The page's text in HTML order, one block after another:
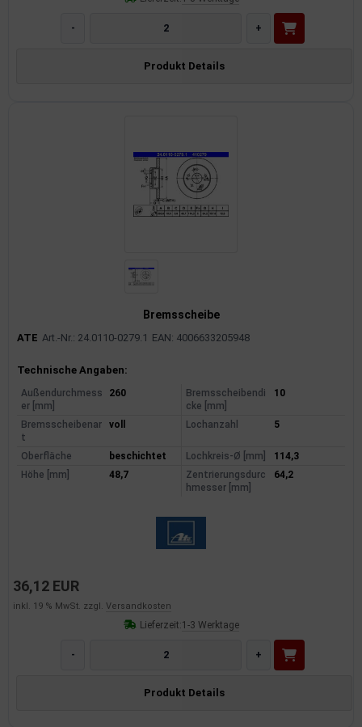
- +
Produkt Details
Bremsscheibe
ATE Art.-Nr.: 24.0110-0279.1 EAN: 4006633205948
Produktinformationen
Technische Angaben:
Außendurchmess
er [mm]
260
Bremsscheibendi
cke [mm]
10
Bremsscheibenar
t
voll Lochanzahl 5
Oberfläche beschichtet Lochkreis-Ø [mm]
114,3
Höhe [mm]
48,7
Zentrierungsdurc
hmesser [mm]
64,2
36,12 EUR
inkl. 19 % MwSt. zzgl. Versandkosten
Lieferzeit:1-3 Werktage
- +
Produkt Details